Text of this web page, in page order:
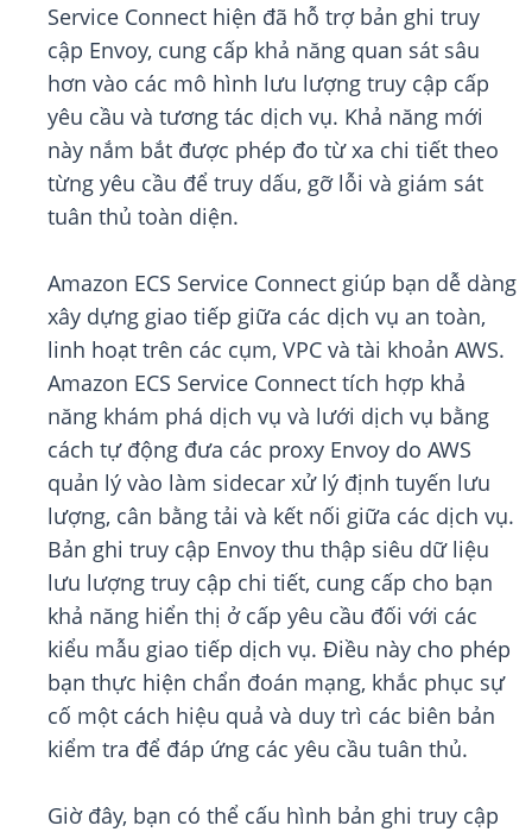
Service Connect hiện đã hỗ trợ bản ghi truy
cập Envoy, cung cấp khả năng quan sát sâu
hơn vào các mô hình lưu lượng truy cập cấp
yêu cầu và tương tác dịch vụ. Khả năng mới
này nắm bắt được phép đo từ xa chi tiết theo
từng yêu cầu để truy dấu, gỡ lỗi và giám sát
tuân thủ toàn diện.
Amazon ECS Service Connect giúp bạn dễ dàng
xây dựng giao tiếp giữa các dịch vụ an toàn,
linh hoạt trên các cụm, VPC và tài khoản AWS.
Amazon ECS Service Connect tích hợp khả
năng khám phá dịch vụ và lưới dịch vụ bằng
cách tự động đưa các proxy Envoy do AWS
quản lý vào làm sidecar xử lý định tuyến lưu
lượng, cân bằng tải và kết nối giữa các dịch vụ.
Bản ghi truy cập Envoy thu thập siêu dữ liệu
lưu lượng truy cập chi tiết, cung cấp cho bạn
khả năng hiển thị ở cấp yêu cầu đối với các
kiểu mẫu giao tiếp dịch vụ. Điều này cho phép
bạn thực hiện chẩn đoán mạng, khắc phục sự
cố một cách hiệu quả và duy trì các biên bản
kiểm tra để đáp ứng các yêu cầu tuân thủ.
Giờ đây, bạn có thể cấu hình bản ghi truy cập